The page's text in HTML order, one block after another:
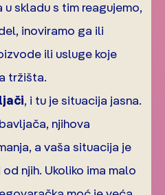
skladu s tim reagujemo,
inoviramo ga ili
ili usluge koje
tržišta.
, i tu je situacija jasna.
njihova
a vaša situacija je
njih. Ukoliko ima malo